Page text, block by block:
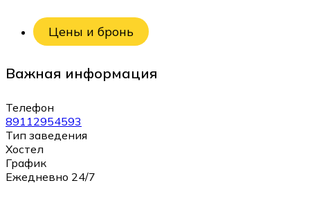
Цены и бронь
Важная информация
Телефон
89112954593
Тип заведения
Хостел
График
Ежедневно 24/7